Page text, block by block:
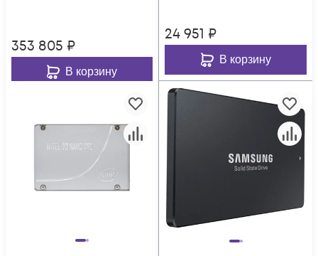
353 805 ₽
В корзину
24 951 ₽
В корзину